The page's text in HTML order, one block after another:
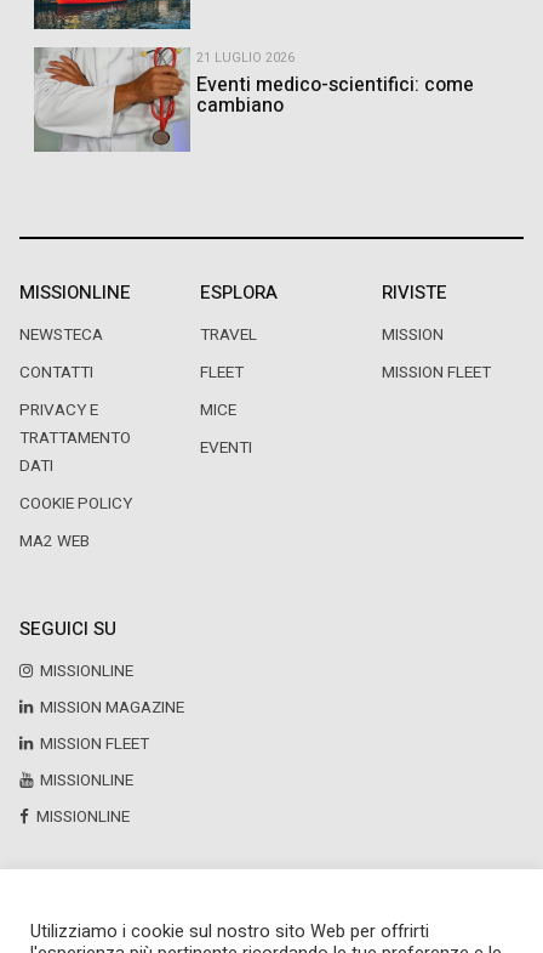
21 LUGLIO 2026
Eventi medico-scientifici: come
cambiano
MISSIONLINE
NEWSTECA
CONTATTI
PRIVACY E
TRATTAMENTO
DATI
COOKIE POLICY
MA2 WEB
ESPLORA
TRAVEL
FLEET
MICE
EVENTI
RIVISTE
MISSION
MISSION FLEET
SEGUICI SU
MISSIONLINE
MISSION MAGAZINE
MISSION FLEET
MISSIONLINE
MISSIONLINE
Copyright © 2025 by Newsteca
Utilizziamo i cookie sul nostro sito Web per offrirti